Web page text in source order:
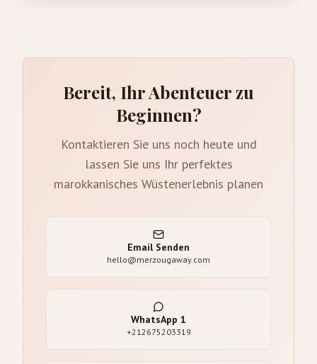
Bereit, Ihr Abenteuer zu
Beginnen?
Kontaktieren Sie uns noch heute und
lassen Sie uns Ihr perfektes
marokkanisches Wüstenerlebnis planen
Email Senden
hello@merzougaway.com
WhatsApp 1
+212675203319